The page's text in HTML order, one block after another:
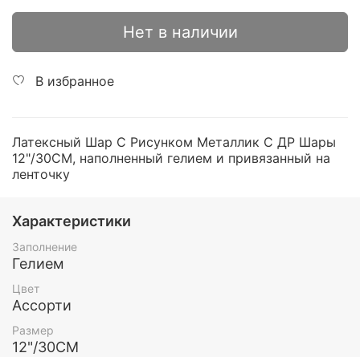
Нет в наличии
В избранное
Латексный Шар С Рисунком Металлик С ДР Шары
12"/30СМ, наполненный гелием и привязанный на
ленточку
Характеристики
Заполнение
Гелием
Цвет
Ассорти
Размер
12"/30СМ